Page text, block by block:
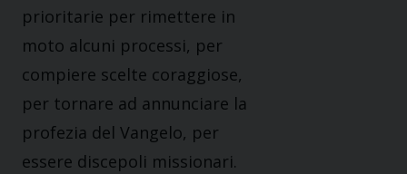
prioritarie per rimettere in
moto alcuni processi, per
compiere scelte coraggiose,
per tornare ad annunciare la
profezia del Vangelo, per
essere discepoli missionari.